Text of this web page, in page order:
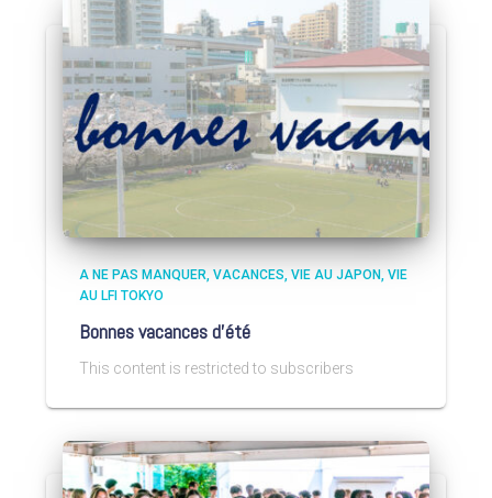
A NE PAS MANQUER VACANCES VIE AU JAPON VIE
AU LFI TOKYO
Bonnes vacances d’été
This content is restricted to subscribers